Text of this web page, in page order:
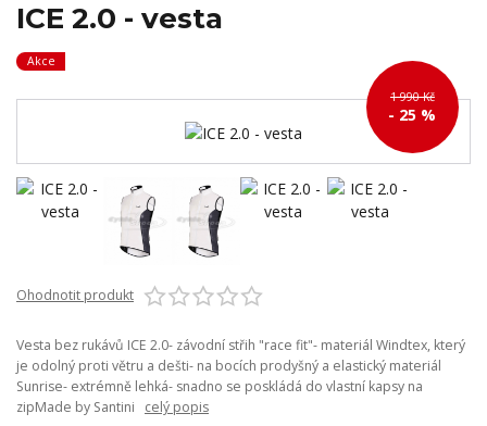
ICE 2.0 - vesta
Akce
1 990 Kč
- 25 %
Ohodnotit produkt
Vesta bez rukávů ICE 2.0- závodní střih "race fit"- materiál Windtex, který
je odolný proti větru a dešti- na bocích prodyšný a elastický materiál
Sunrise- extrémně lehká- snadno se poskládá do vlastní kapsy na
zipMade by Santini celý popis